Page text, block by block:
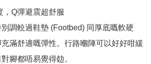
，Q彈避震超舒服
調較過鞋墊 (Footbed) 同厚底嘅軟硬
滿舒適嘅彈性。行路嗰陣可以好好咁緩
腳都唔易覺得攰。